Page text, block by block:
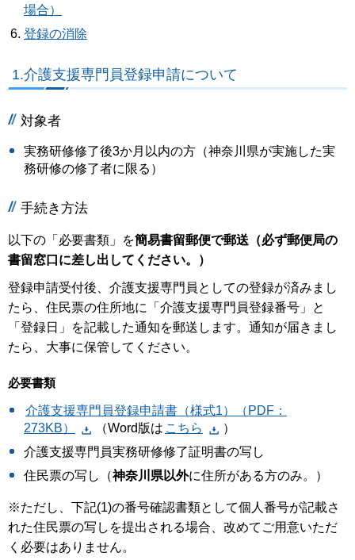
場合）
登録の消除
1.介護支援専門員登録申請について
対象者
実務研修修了後3か月以内の方（神奈川県が実施した実
務研修の修了者に限る）
手続き方法
以下の「必要書類」を簡易書留郵便で郵送（必ず郵便局の
書留窓口に差し出してください。）
登録申請受付後、介護支援専門員としての登録が済みまし
たら、住民票の住所地に「介護支援専門員登録番号」と
「登録日」を記載した通知を郵送します。通知が届きまし
たら、大事に保管してください。
必要書類
介護支援専門員登録申請書（様式1）（PDF：
273KB）
（Word版は こちら
）
介護支援専門員実務研修修了証明書の写し
住民票の写し（神奈川県以外に住所がある方のみ。）
※ただし、下記(1)の番号確認書類として個人番号が記載さ
れた住民票の写しを提出される場合、改めてご用意いただ
く必要はありません。